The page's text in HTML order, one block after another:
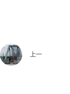
上一